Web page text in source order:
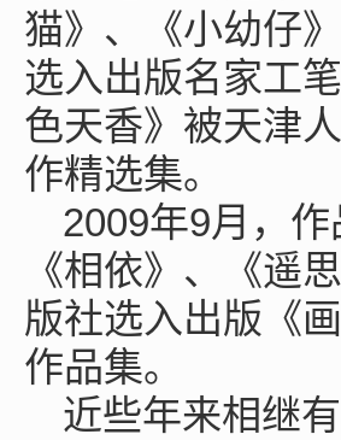
猫》、《小幼仔
选入出版名家工
色天香》被天津
作精选集。
2009年9月，
《相依》、《遥
版社选入出版《
作品集。
近些年来相继